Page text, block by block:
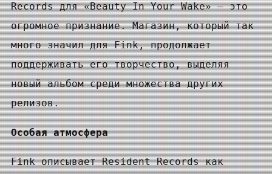
Records для «Beauty In Your Wake» — это
огромное признание. Магазин, который так
много значил для Fink, продолжает
поддерживать его творчество, выделяя
новый альбом среди множества других
релизов.
Особая атмосфера
Fink описывает Resident Records как